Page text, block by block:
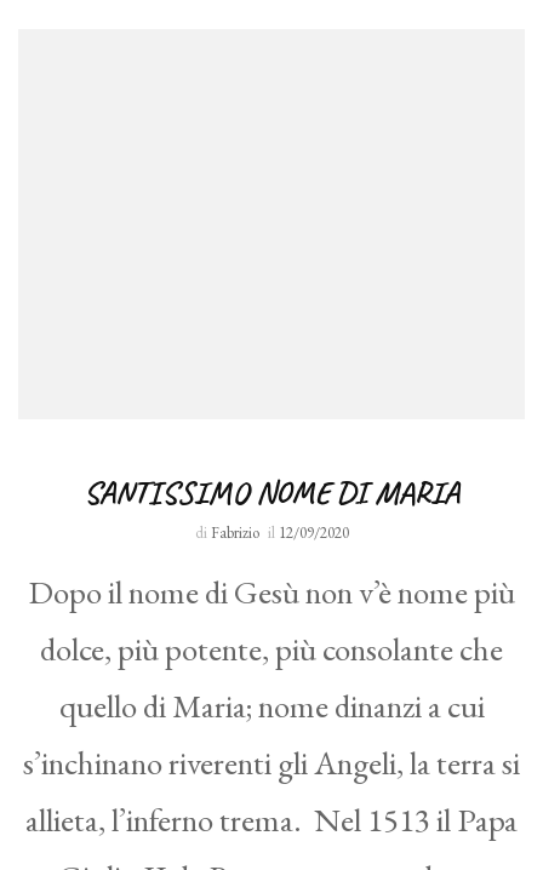
SANTISSIMO NOME DI MARIA
di Fabrizio il 12/09/2020
Dopo il nome di Gesù non v’è nome più
dolce, più potente, più consolante che
quello di Maria; nome dinanzi a cui
s’inchinano riverenti gli Angeli, la terra si
allieta, l’inferno trema. Nel 1513 il Papa